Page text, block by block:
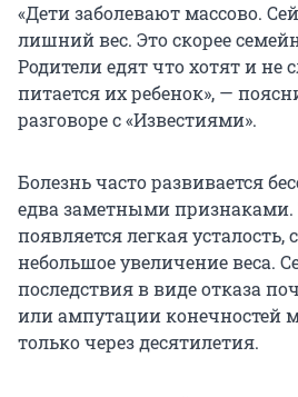
«Дети заболевают массово.
лишний вес. Это скорее
Родители едят что хотят и не
питается их ребенок», —
разговоре с «Известиями».
Болезнь часто развивается
едва заметными признаками.
появляется легкая усталость,
небольшое увеличение веса.
последствия в виде отказа
или ампутации конечностей
только через десятилетия.